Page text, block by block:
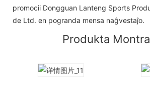
promocii Dongguan Lanteng Sports
de Ltd. en pogranda mensa naĝvestaĵo.
Produkta